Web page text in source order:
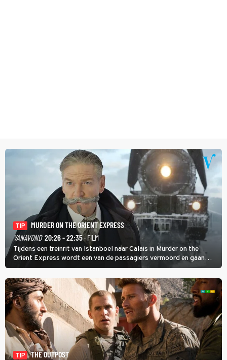
TIP
MURDER ON THE ORIENT EXPRESS
VANAVOND 20:26 - 22:35· FILM
Tijdens een treinrit van Istanboel naar Calais in Murder on the
Orient Express wordt een van de passagiers vermoord en gaan
detective Hercule Poirot en zijn snor uitzoeken wie van de andere
treinreizigers de dader is.
TIP
THE OUTPOST